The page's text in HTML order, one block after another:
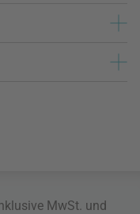
MwSt. und